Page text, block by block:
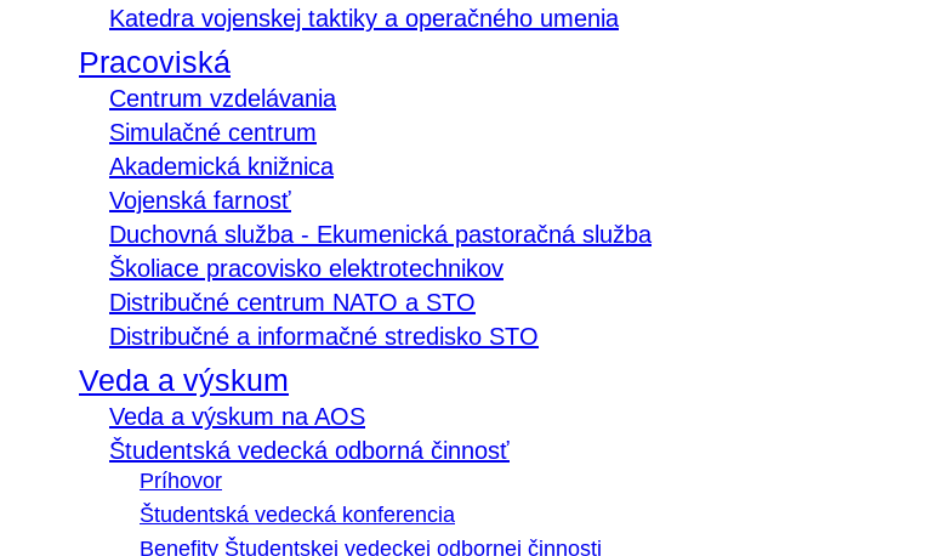
Katedra vojenskej taktiky a operačného umenia
Pracoviská
Centrum vzdelávania
Simulačné centrum
Akademická knižnica
Vojenská farnosť
Duchovná služba - Ekumenická pastoračná služba
Školiace pracovisko elektrotechnikov
Distribučné centrum NATO a STO
Distribučné a informačné stredisko STO
Veda a výskum
Veda a výskum na AOS
Študentská vedecká odborná činnosť
Príhovor
Študentská vedecká konferencia
Benefity Študentskej vedeckej odbornej činnosti